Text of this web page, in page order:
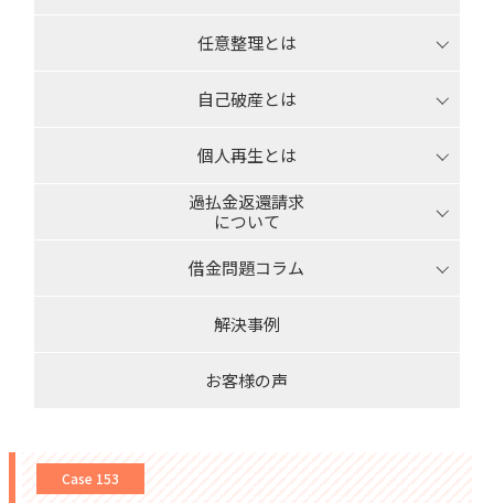
任意整理とは
自己破産とは
個人再生とは
過払金返還請求
について
借金問題コラム
解決事例
お客様の声
Case 153